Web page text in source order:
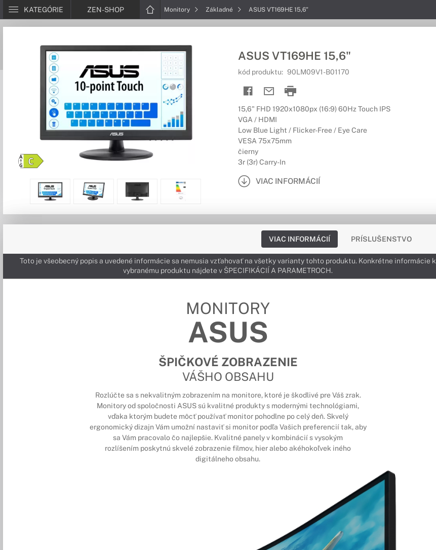
KATEGÓRIE ZEN-SHOP Monitory Základné ASUS VT169HE 15,6"
ASUS VT169HE 15,6"
kód produktu: 90LM09V1-B01170
15,6" FHD 1920x1080px (16:9) 60Hz Touch IPS
VGA / HDMI
Low Blue Light / Flicker-Free / Eye Care
VESA 75x75mm
čierny
3r (3r) Carry-In
VIAC INFORMÁCIÍ
VIAC INFORMÁCIÍ PRÍSLUŠENSTVO
Toto je všeobecný popis a uvedené informácie sa nemusia vzťahovať na všetky varianty tohto produktu. Konkrétne informácie k
vybranému produktu nájdete v ŠPECIFIKÁCIÍ A PARAMETROCH.
MONITORY
ASUS
ŠPIČKOVÉ ZOBRAZENIE
VÁŠHO OBSAHU
Rozlúčte sa s nekvalitným zobrazením na monitore, ktoré je škodlivé pre Váš zrak.
Monitory od spoločnosti ASUS sú kvalitné produkty s modernými technológiami,
vďaka ktorým budete môcť používať monitor pohodlne po celý deň. Skvelý
ergonomický dizajn Vám umožní nastaviť si monitor podľa Vašich preferencií tak, aby
sa Vám pracovalo čo najlepšie. Kvalitné panely v kombinácií s vysokým
rozlíšením poskytnú skvelé zobrazenie filmov, hier alebo akéhokoľvek iného
digitálneho obsahu.